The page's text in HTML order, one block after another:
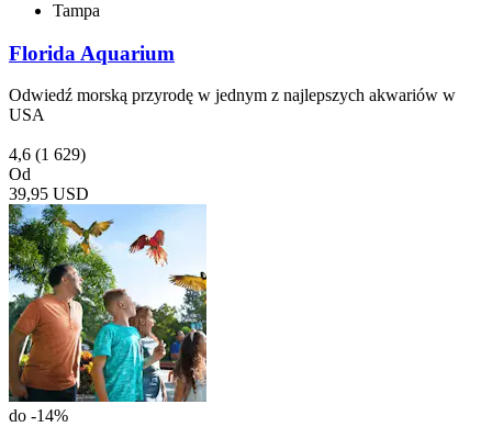
Tampa
Florida Aquarium
Odwiedź morską przyrodę w jednym z najlepszych akwariów w
USA
4,6 (1 629)
Od
39,95 USD
do -14%